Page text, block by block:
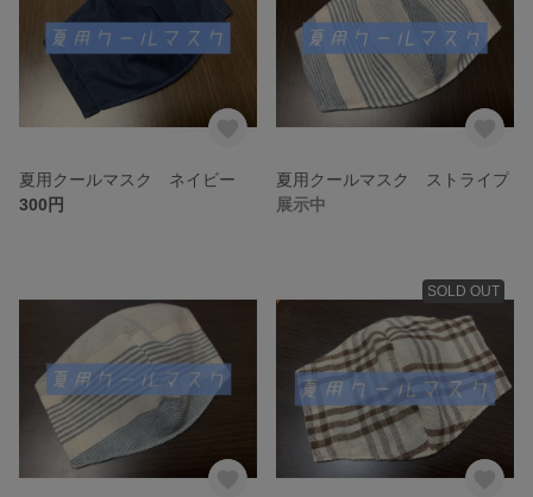
夏用クールマスク ネイビー
300円
夏用クールマスク ストライプ
展示中
SOLD OUT